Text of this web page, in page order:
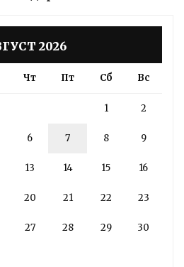
2026
Чт Пт Сб Вс
1 2
6 7 8 9
13 14 15 16
20 21 22 23
27 28 29 30